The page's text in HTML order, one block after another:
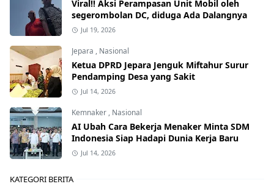
Viral!! Aksi Perampasan Unit Mobil oleh
segerombolan DC, diduga Ada Dalangnya
Jul 19, 2026
Jepara , Nasional
Ketua DPRD Jepara Jenguk Miftahur Surur
Pendamping Desa yang Sakit
Jul 14, 2026
Kemnaker , Nasional
AI Ubah Cara Bekerja Menaker Minta SDM
Indonesia Siap Hadapi Dunia Kerja Baru
Jul 14, 2026
KATEGORI BERITA